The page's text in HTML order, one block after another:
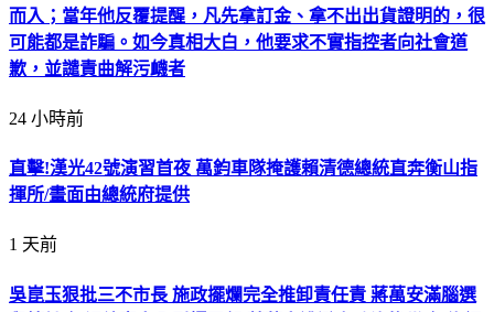
而入；當年他反覆提醒，凡先拿訂金、拿不出出貨證明的，很
可能都是詐騙。如今真相大白，他要求不實指控者向社會道
歉，並譴責曲解污衊者
24 小時前
直擊!漢光42號演習首夜 萬鈞車隊掩護賴清德總統直奔衡山指
揮所/畫面由總統府提供
1 天前
吳崑玉狠批三不市長 施政擺爛完全推卸責任責 蔣萬安滿腦選